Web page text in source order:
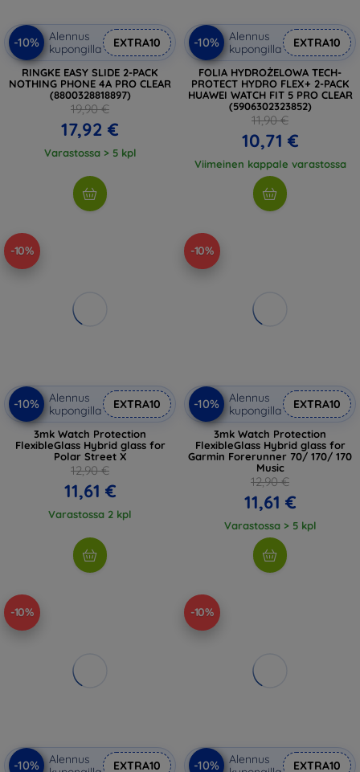
-10%
Alennus
kupongilla
EXTRA10
RINGKE EASY SLIDE 2-PACK
NOTHING PHONE 4A PRO CLEAR
(8800328818897)
19,90 €
17,92 €
Varastossa > 5 kpl
-10%
Alennus
kupongilla
EXTRA10
FOLIA HYDROŻELOWA TECH-
PROTECT HYDRO FLEX+ 2-PACK
HUAWEI WATCH FIT 5 PRO CLEAR
(5906302323852)
11,90 €
10,71 €
Viimeinen kappale varastossa
-10%
-10%
Alennus
kupongilla
EXTRA10
3mk Watch Protection
FlexibleGlass Hybrid glass for
Polar Street X
12,90 €
11,61 €
Varastossa 2 kpl
-10%
-10%
Alennus
kupongilla
EXTRA10
3mk Watch Protection
FlexibleGlass Hybrid glass for
Garmin Forerunner 70/ 170/ 170
Music
12,90 €
11,61 €
Varastossa > 5 kpl
-10%
-10%
Alennus
EXTRA10
-10%
-10%
Alennus
EXTRA10